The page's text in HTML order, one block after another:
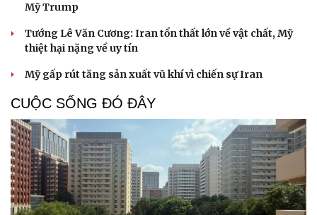
Mỹ Trump
Tướng Lê Văn Cương: Iran tổn thất lớn về vật chất, Mỹ
thiệt hại nặng về uy tín
Mỹ gấp rút tăng sản xuất vũ khí vì chiến sự Iran
CUỘC SỐNG ĐÓ ĐÂY